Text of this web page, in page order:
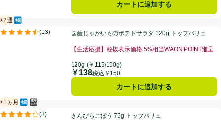
カートに追加する
国産じゃがいものポテトサラダ 120g トップバリュ
+2週
賞味・消費期限保証：2週間
冷蔵食品
(13)
評価は13件のレビューで5点中4.5点。国産じゃがいものポテトサラダ 120g トップバリュ
【生活応援】税抜表示価格 5%相当WAON POINT進呈
120g (￥115/100g)
価格
￥138税込￥150
カートに追加する
きんぴらごぼう 75g トップバリュ
+1ヵ月
賞味・消費期限保証：1ヵ月
冷蔵食品
電子レンジ使用可
(8)
評価は8件のレビューで5点中4.3点。きんぴらごぼう 75g トップバリュ